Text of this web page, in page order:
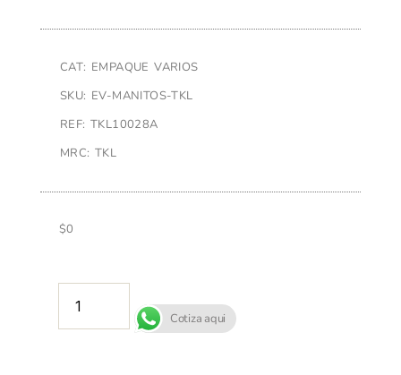
CAT: EMPAQUE VARIOS
SKU: EV-MANITOS-TKL
REF: TKL10028A
MRC: TKL
$0
Cotiza aqui